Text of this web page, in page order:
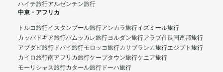
ハイチ旅行アルゼンチン旅行
中東・アフリカ
トルコ旅行イスタンブール旅行アンカラ旅行イズミール旅行
カッパドキア旅行パムッカレ旅行ヨルダン旅行アラブ首長国連邦旅行
アブダビ旅行 ドバイ旅行モロッコ旅行カサブランカ旅行エジプト旅行
カイロ旅行南アフリカ旅行ケープタウン旅行ケニア旅行
モーリシャス旅行カタール旅行 ドーハ旅行